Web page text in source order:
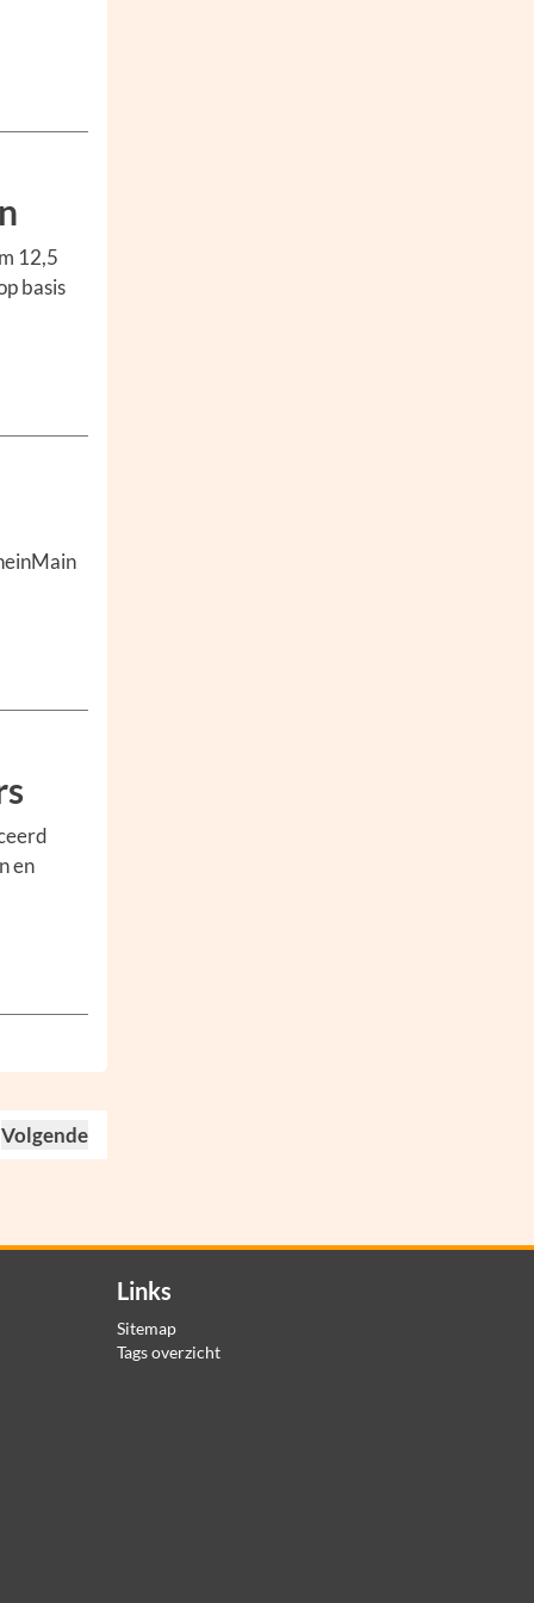
12,5
basis
en
Volgende
Links
Sitemap
Tags overzicht